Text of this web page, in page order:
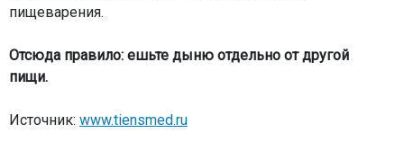
пищеварения.
Отсюда правило: ешьте дыню отдельно от другой
пищи.
Источник: www.tiensmed.ru